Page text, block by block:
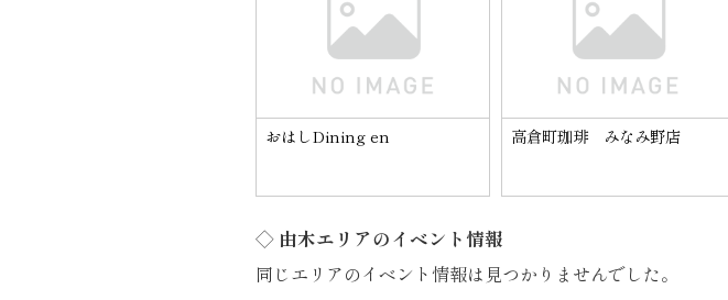
おはしDining en 高倉町珈琲 みなみ野店
◇ 由木エリアのイベント情報
同じエリアのイベント情報は見つかりませんでした。